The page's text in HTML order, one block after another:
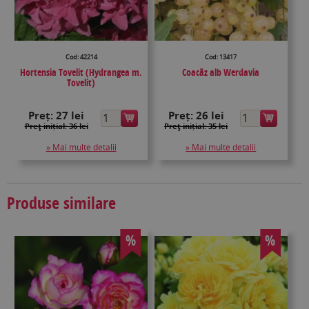
Cod: 42214
Hortensia Tovelit (Hydrangea m.
Tovelit)
Preț:27 lei
Preţ inițial: 36 lei
» Mai multe detalii
Cod: 13417
Coacăz alb Werdavia
Preț: 26 lei
Preţ inițial: 35 lei
» Mai multe detalii
Produse similare
% %